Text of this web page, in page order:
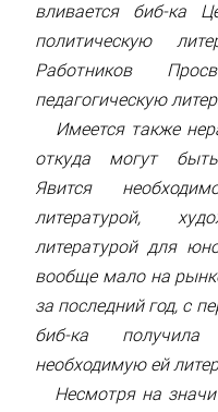
вливается биб-ка
политическую
Работников
педагогическую
Имеется также
откуда могут
Явится
литературой,
литературой для
вообще мало на
за последний год, с
биб-ка получила
необходимую ей
Несмотря на